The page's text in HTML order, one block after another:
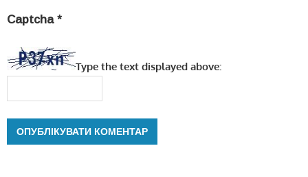
Captcha *
Type the text displayed above: